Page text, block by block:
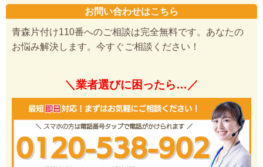
お問い合わせはこちら
青森片付け110番へのご相談は完全無料です。あなたの
お悩み解決します。今すぐご相談ください！
＼業者選びに困ったら…／